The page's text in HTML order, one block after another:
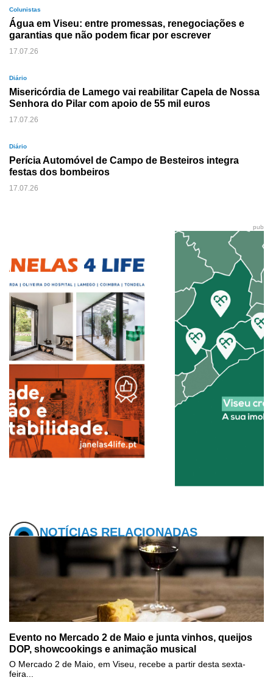
Colunistas
Água em Viseu: entre promessas, renegociações e
garantias que não podem ficar por escrever
17.07.26
Diário
Misericórdia de Lamego vai reabilitar Capela de Nossa
Senhora do Pilar com apoio de 55 mil euros
17.07.26
Diário
Perícia Automóvel de Campo de Besteiros integra
festas dos bombeiros
17.07.26
pub
NOTÍCIAS RELACIONADAS
Evento no Mercado 2 de Maio e junta vinhos, queijos
DOP, showcookings e animação musical
O Mercado 2 de Maio, em Viseu, recebe a partir desta sexta-
feira...